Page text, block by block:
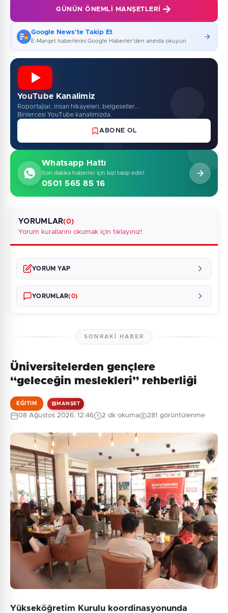
GÜNÜN ÖNEMLI MANŞETLERI
Google News'te Takip Et
E-Manşet haberlerini Google Haberler'den anında okuyun
YouTube Kanalimiz
Roportajlar, insan hikayeleri, belgeseller...
Binlercesi YouTube kanalimizda.
ABONE OL
Whatsapp Hattı
Son dakika haberler için bizi takip edin!
0501 565 85 16
YORUMLAR(0)
Yorum kurallarını okumak için tıklayınız!
YORUM YAP
Güvenlik Sorusu:
7 + 4 = ?
Gönder
YORUMLAR(0)
Henüz yorum yapılmamış. İlk yorumu siz yapın!
SONRAKI HABER
Üniversitelerden gençlere
“geleceğin meslekleri” rehberliği
EĞITIM MANŞET
08 Ağustos 2026, 12:46 2 dk okuma 281 görüntülenme
Yükseköğretim Kurulu koordinasyonunda